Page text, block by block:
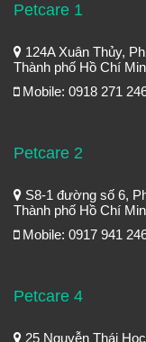
Petcare 1
124A Xuân Thủy,
Thành phố Hồ Chí
Mobile: 0918 271
Petcare 2
S8-1 đường số 6,
Thành phố Hồ Chí
Mobile: 0917 941
Petcare 4
25 Nguyễn Thái